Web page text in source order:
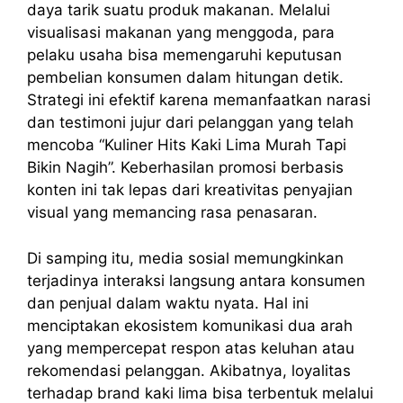
daya tarik suatu produk makanan. Melalui
visualisasi makanan yang menggoda, para
pelaku usaha bisa memengaruhi keputusan
pembelian konsumen dalam hitungan detik.
Strategi ini efektif karena memanfaatkan narasi
dan testimoni jujur dari pelanggan yang telah
mencoba “Kuliner Hits Kaki Lima Murah Tapi
Bikin Nagih”. Keberhasilan promosi berbasis
konten ini tak lepas dari kreativitas penyajian
visual yang memancing rasa penasaran.
Di samping itu, media sosial memungkinkan
terjadinya interaksi langsung antara konsumen
dan penjual dalam waktu nyata. Hal ini
menciptakan ekosistem komunikasi dua arah
yang mempercepat respon atas keluhan atau
rekomendasi pelanggan. Akibatnya, loyalitas
terhadap brand kaki lima bisa terbentuk melalui